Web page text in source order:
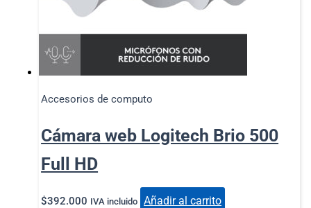
Accesorios de computo
Cámara web Logitech Brio 500
Full HD
$392.000 IVA incluido Añadir al carrito